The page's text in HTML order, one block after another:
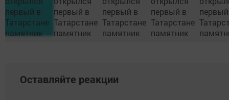
Оставляйте реакции